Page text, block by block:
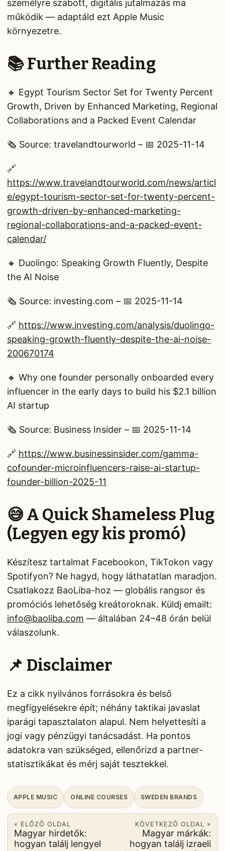
személyre szabott, digitális jutalmazás ma
működik — adaptáld ezt Apple Music
környezetre.
📚 Further Reading
🔸 Egypt Tourism Sector Set for Twenty Percent
Growth, Driven by Enhanced Marketing, Regional
Collaborations and a Packed Event Calendar
🗞️ Source: travelandtourworld – 📅 2025-11-14
🔗
https://www.travelandtourworld.com/news/articl
e/egypt-tourism-sector-set-for-twenty-percent-
growth-driven-by-enhanced-marketing-
regional-collaborations-and-a-packed-event-
calendar/
🔸 Duolingo: Speaking Growth Fluently, Despite
the AI Noise
🗞️ Source: investing.com – 📅 2025-11-14
🔗 https://www.investing.com/analysis/duolingo-
speaking-growth-fluently-despite-the-ai-noise-
200670174
🔸 Why one founder personally onboarded every
influencer in the early days to build his $2.1 billion
AI startup
🗞️ Source: Business Insider – 📅 2025-11-14
🔗 https://www.businessinsider.com/gamma-
cofounder-microinfluencers-raise-ai-startup-
founder-billion-2025-11
😅 A Quick Shameless Plug
(Legyen egy kis promó)
Készítesz tartalmat Facebookon, TikTokon vagy
Spotifyon? Ne hagyd, hogy láthatatlan maradjon.
Csatlakozz BaoLiba-hoz — globális rangsor és
promóciós lehetőség kreátoroknak. Küldj emailt:
info@baoliba.com — általában 24–48 órán belül
válaszolunk.
📌 Disclaimer
Ez a cikk nyilvános forrásokra és belső
megfigyelésekre épít; néhány taktikai javaslat
iparági tapasztalaton alapul. Nem helyettesíti a
jogi vagy pénzügyi tanácsadást. Ha pontos
adatokra van szükséged, ellenőrizd a partner-
statisztikákat és mérj saját tesztekkel.
APPLE MUSIC ONLINE COURSES SWEDEN BRANDS
« ELŐZŐ OLDAL
Magyar hirdetők:
hogyan találj lengyel
KÖVETKEZŐ OLDAL »
Magyar márkák:
hogyan találj izraeli